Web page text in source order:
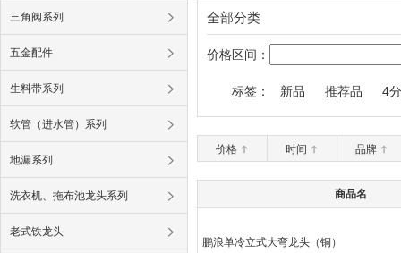
三角阀系列
五金配件
生料带系列
软管（进水管）系列
地漏系列
洗衣机、拖布池龙头系列
老式铁龙头
全部分类
价格区间：
标签： 新品 推荐品
4
九牧王6004马桶
价格 时间 品牌
商品名
鹏浪单冷立式大弯龙头（铜）